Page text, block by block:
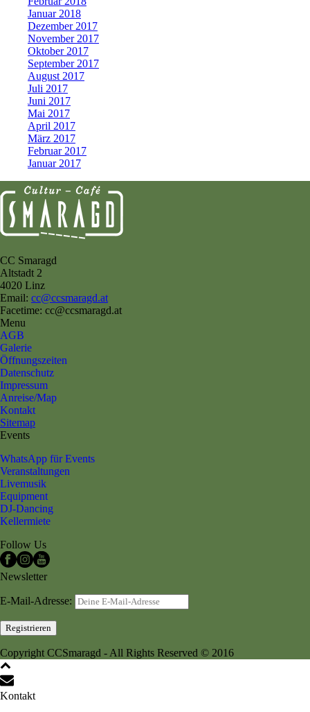
Januar 2018
Dezember 2017
November 2017
Oktober 2017
September 2017
August 2017
Juli 2017
Juni 2017
Mai 2017
April 2017
März 2017
Februar 2017
Januar 2017
CC Smaragd
Altstadt 2
4020 Linz
Email: cc@ccsmaragd.at
Facetime: cc@ccsmaragd.at
Menu
AGB
Galerie
Öffnungszeiten
Datenschutz
Impressum
Anreise/Map
Kontakt
Sitemap
Events
WhatsApp für Events
Veranstaltungen
Livemusik
Equipment
DJ-Dancing
Kellermiete
Follow Us
Newsletter
E-Mail-Adresse:
Copyright CCSmaragd - All Rights Reserved © 2016
Kontakt